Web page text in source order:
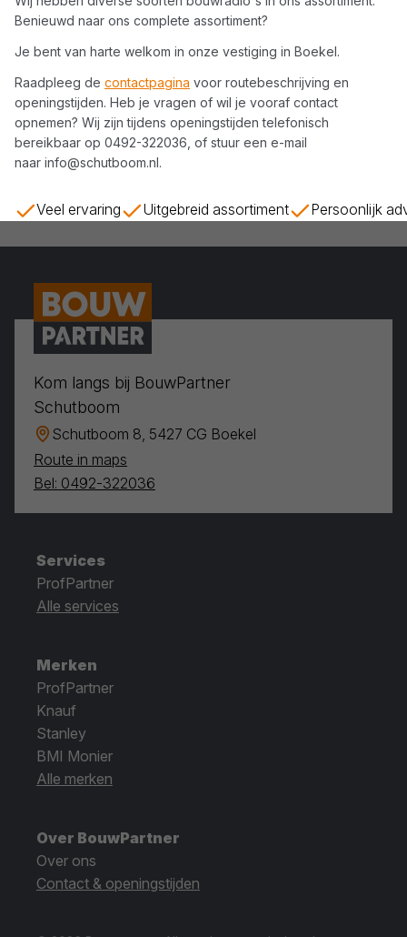
Benieuwd naar ons complete assortiment?
Je bent van harte welkom in onze vestiging in Boekel.
Raadpleeg de contactpagina voor routebeschrijving en
openingstijden. Heb je vragen of wil je vooraf contact
opnemen? Wij zijn tijdens openingstijden telefonisch
bereikbaar op 0492-322036 , of stuur een e-mail
naar info@schutboom.nl.
Veel ervaring Uitgebreid assortiment Persoonlijk
Kom langs bij BouwPartner
Schutboom
Schutboom 8, 5427 CG Boekel
Route in maps
Bel: 0492-322036
Services
ProfPartner
Alle services
Merken
ProfPartner
Knauf
Stanley
BMI Monier
Alle merken
Over BouwPartner
Over ons
Contact & openingstijden